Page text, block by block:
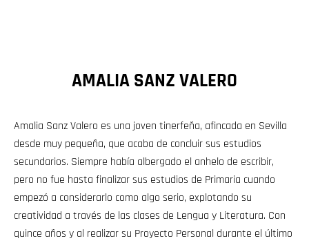
AMALIA SANZ VALERO
Amalia Sanz Valero es una joven tinerfeña, afincada en Sevilla
desde muy pequeña, que acaba de concluir sus estudios
secundarios. Siempre había albergado el anhelo de escribir,
pero no fue hasta finalizar sus estudios de Primaria cuando
empezó a considerarlo como algo serio, explotando su
creatividad a través de las clases de Lengua y Literatura. Con
quince años y al realizar su Proyecto Personal durante el último